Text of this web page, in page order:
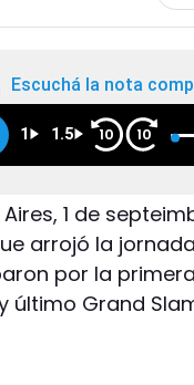
Escuchá la nota
1 1.5 10 10
Aires, 1 de
arrojó la
por la
último Grand